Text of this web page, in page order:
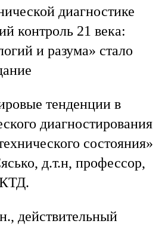
диагностике
контроль 21 века:
и разума» стало
тенденции в
диагностирования
состояния»
д.т.н, профессор,
действительный